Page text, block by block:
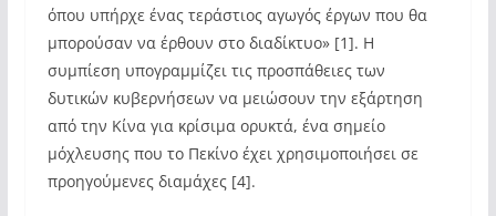
όπου υπήρχε ένας τεράστιος αγωγός έργων που θα
μπορούσαν να έρθουν στο διαδίκτυο» [1]. Η
συμπίεση υπογραμμίζει τις προσπάθειες των
δυτικών κυβερνήσεων να μειώσουν την εξάρτηση
από την Κίνα για κρίσιμα ορυκτά, ένα σημείο
μόχλευσης που το Πεκίνο έχει χρησιμοποιήσει σε
προηγούμενες διαμάχες [4].